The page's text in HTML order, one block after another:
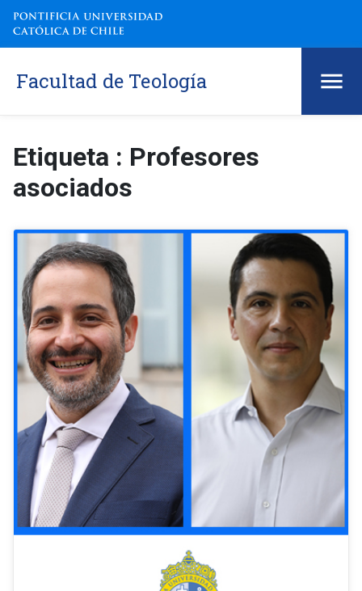
Facultad de Teología
Etiqueta : Profesores
asociados